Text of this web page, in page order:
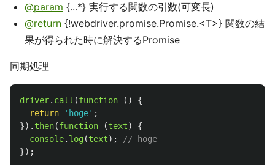
@param {...*} 実行する関数の引数(可変長)
@return {!webdriver.promise.Promise.<T>} 関数の結
果が得られた時に解決するPromise
同期処理
driver. call (function ()
{
return
' hoge' ;
}). then(function (text)
{
console. log(text);
// hoge
});